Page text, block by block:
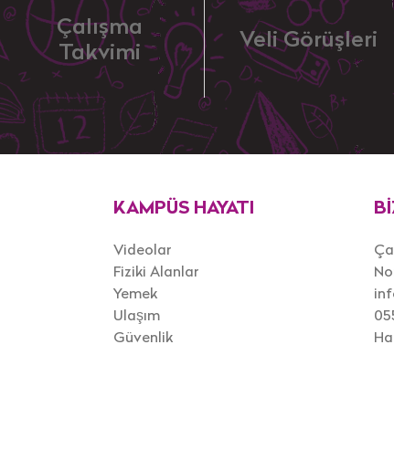
Çalışma
Takvimi
Veli Görüşleri
KAMPÜS HAYATI
Videolar
Fiziki Alanlar
Yemek
Ulaşım
Güvenlik